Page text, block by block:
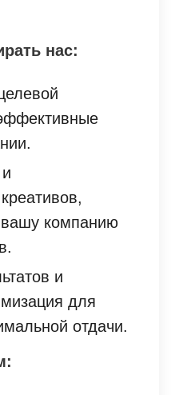
нас:
компанию
и
для
отдачи.